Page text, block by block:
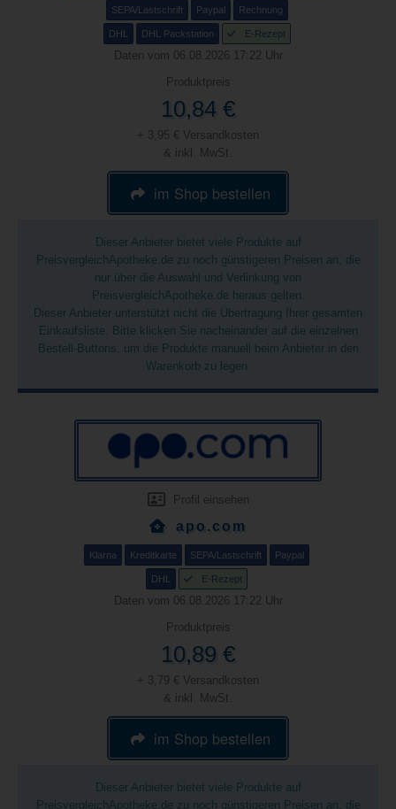
SEPA/Lastschrift Paypal Rechnung
DHL DHL Packstation E-Rezept
Daten vom 06.08.2026 17:22 Uhr
Produktpreis
10,84 €
+ 3,95 € Versandkosten
& inkl. MwSt.
im Shop bestellen
Dieser Anbieter bietet viele Produkte auf
PreisvergleichApotheke.de zu noch günstigeren Preisen an, die
nur über die Auswahl und Verlinkung von
PreisvergleichApotheke.de heraus gelten.
Dieser Anbieter unterstützt nicht die Übertragung Ihrer gesamten
Einkaufsliste. Bitte klicken Sie nacheinander auf die einzelnen
Bestell-Buttons, um die Produkte manuell beim Anbieter in den
Warenkorb zu legen.
Profil einsehen
apo.com
Klarna Kreditkarte SEPA/Lastschrift Paypal
DHL E-Rezept
Daten vom 06.08.2026 17:22 Uhr
Produktpreis
10,89 €
+ 3,79 € Versandkosten
& inkl. MwSt.
im Shop bestellen
Dieser Anbieter bietet viele Produkte auf
PreisvergleichApotheke.de zu noch günstigeren Preisen an, die